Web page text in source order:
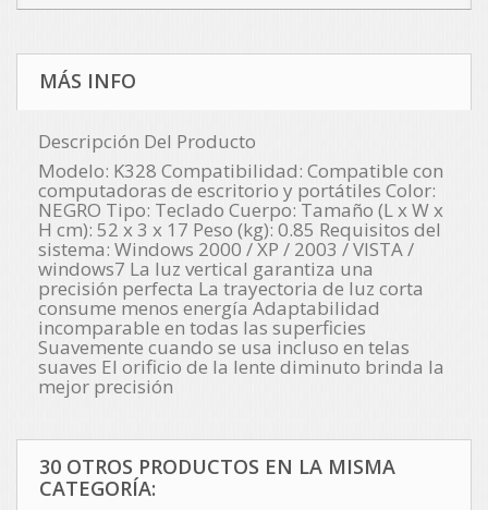
MÁS INFO
Descripción Del Producto
Modelo: K328 Compatibilidad: Compatible con
computadoras de escritorio y portátiles Color:
NEGRO Tipo: Teclado Cuerpo: Tamaño (L x W x
H cm): 52 x 3 x 17 Peso (kg): 0.85 Requisitos del
sistema: Windows 2000 / XP / 2003 / VISTA /
windows7 La luz vertical garantiza una
precisión perfecta La trayectoria de luz corta
consume menos energía Adaptabilidad
incomparable en todas las superficies
Suavemente cuando se usa incluso en telas
suaves El orificio de la lente diminuto brinda la
mejor precisión
30 OTROS PRODUCTOS EN LA MISMA
CATEGORÍA: